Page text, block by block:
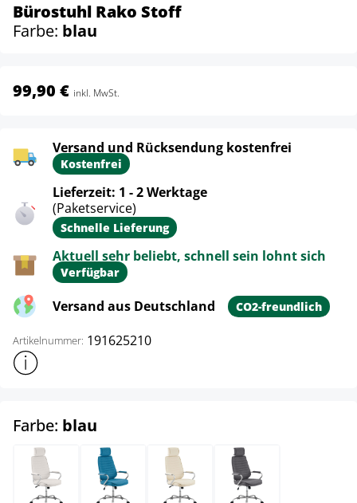
Bürostuhl Rako Stoff
Farbe: blau
99,90 € inkl. MwSt.
Versand und Rücksendung kostenfrei
Kostenfrei
Lieferzeit: 1 - 2 Werktage
(Paketservice)
Schnelle Lieferung
Aktuell sehr beliebt, schnell sein lohnt sich
Verfügbar
Versand aus Deutschland CO2-freundlich
Artikelnummer: 191625210
Weitere Produktinformationen anzeigen
Farbe: blau
beige blau creme dunkelgrau